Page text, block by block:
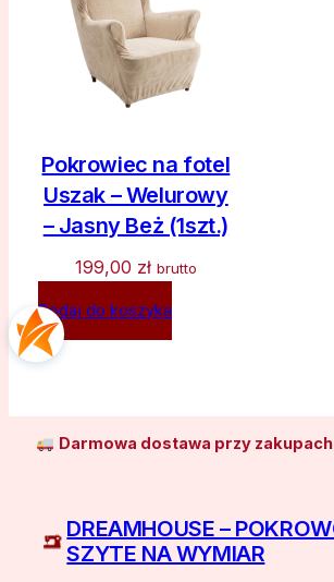
Pokrowiec na fotel
Uszak – Welurowy
– Jasny Beż (1szt.)
199,00 zł brutto
Dodaj do koszyka
Darmowa dostawa przy zakupach
DREAMHOUSE –
SZYTE NA WYMIAR